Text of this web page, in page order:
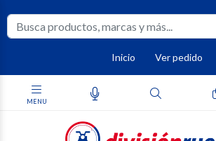
Inicio Ver pedido